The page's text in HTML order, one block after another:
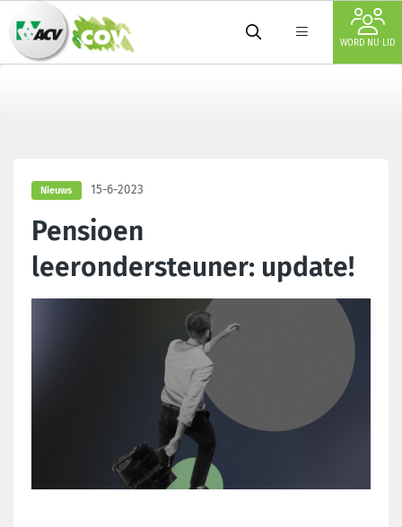
WORD NU LID
Nieuws 15-6-2023
Pensioen
leerondersteuner: update!